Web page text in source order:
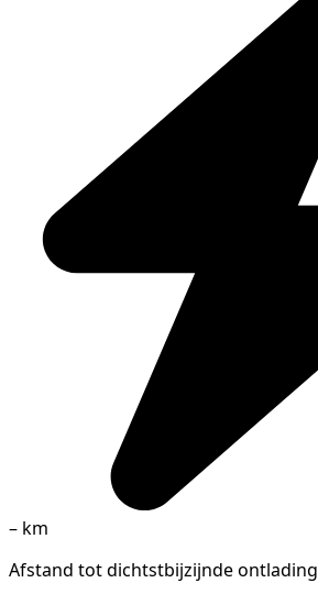
– km
Afstand tot dichtstbijzijnde ontlading